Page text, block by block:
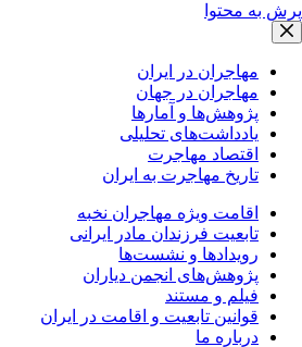
پرش به محتوا
مهاجران در ایران
مهاجران در جهان
پژوهش‌ها و آمارها
یادداشت‌های تحلیلی
اقتصاد مهاجرت
تاریخ مهاجرت به ایران
اقامت ویژه مهاجران نخبه
تابعیت فرزندان مادر ایرانی
رویدادها و نشست‌ها
پژوهش‌های انجمن دیاران
فیلم و مستند
قوانین تابعیت و اقامت در ایران
درباره ما